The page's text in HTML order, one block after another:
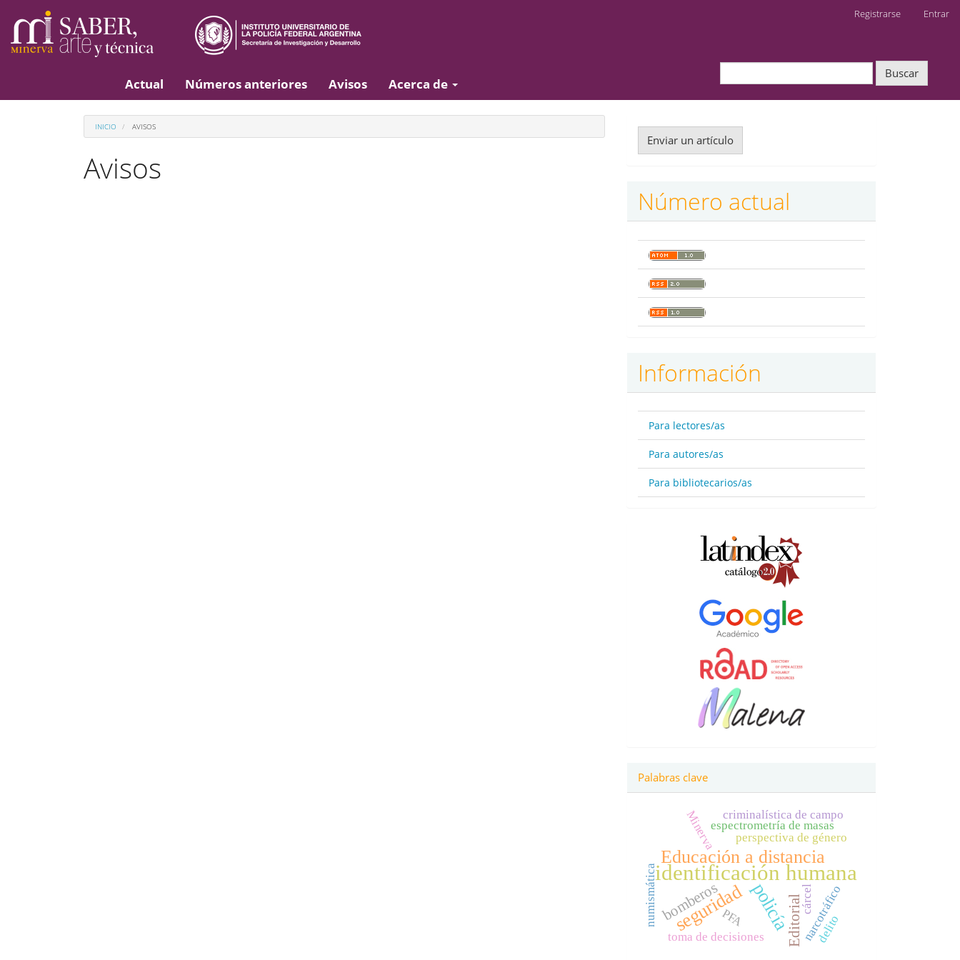
principal
Contenido
principal
Registrarse Entrar
Actual Números anteriores Avisos Acerca de
Buscar
INICIO AVISOS
Avisos
Enviar
unEnviar un artículo
Número actual
Información
Para lectores/as
Para autores/as
Para bibliotecarios/as
Palabras clave
identificación humana
Educación a distancia
seguridadpolicía
bomberos Editorial
toma de decisiones
cárcel
narcotráfico
perspectiva de género
Minervaespectrometría de masas
PFA
criminalística de campo
numismática
delito